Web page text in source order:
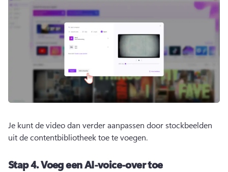
Je kunt de video dan verder aanpassen door stockbeelden
uit de contentbibliotheek toe te voegen.
Stap 4.Voeg een AI-voice-over toe